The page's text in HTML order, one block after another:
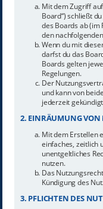
Mit dem Zugriff
Board“) schließt
des Boards ab (im
den
Wenn du mit
darfst du das
Boards gelten
Regelungen.
Der
und kann von
jederzeit
2. EINRÄUMUNG VON
Mit dem Erstellen
einfaches, zeitlich
unentgeltliches
nutzen.
Das
Kündigung des
3. PFLICHTEN DES